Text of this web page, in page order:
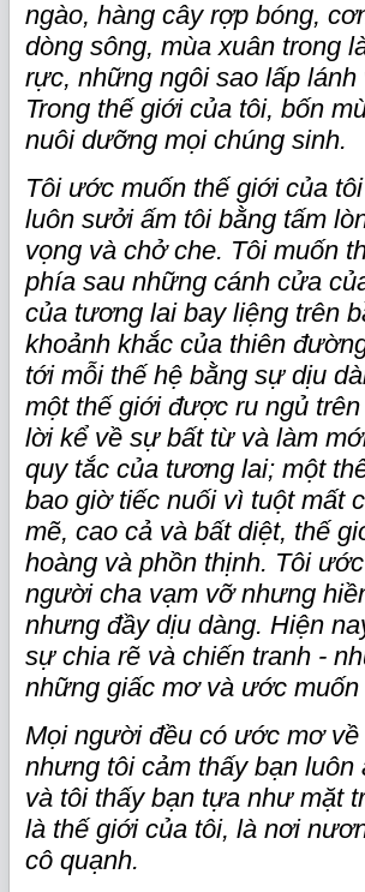
ngào, hàng cây rợp bóng,
dòng sông, mùa xuân trong
rực, những ngôi sao lấp
Trong thế giới của tôi, bốn
nuôi dưỡng mọi chúng sinh.
Tôi ước muốn thế giới của
luôn sưởi ấm tôi bằng tấm
vọng và chở che. Tôi muốn
phía sau những cánh cửa
của tương lai bay liệng trên
khoảnh khắc của thiên
tới mỗi thế hệ bằng sự dịu
một thế giới được ru ngủ
lời kể về sự bất từ và làm
quy tắc của tương lai; một
bao giờ tiếc nuối vì tuột mất
mẽ, cao cả và bất diệt, thế
hoàng và phồn thịnh. Tôi
người cha vạm vỡ nhưng
nhưng đầy dịu dàng. Hiện
sự chia rẽ và chiến tranh -
những giấc mơ và ước muốn
Mọi người đều có ước mơ
nhưng tôi cảm thấy bạn
và tôi thấy bạn tựa như mặt
là thế giới của tôi, là nơi
cô quạnh.